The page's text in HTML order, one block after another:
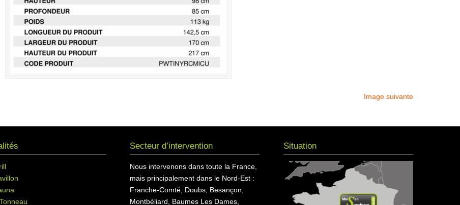
Image suivante
Secteur d’intervention
Nous intervenons dans toute la France,
mais principalement dans le Nord-Est :
Franche-Comté, Doubs, Besançon,
Montbéliard, Baumes Les Dames,
Situation